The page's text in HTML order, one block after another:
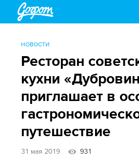
НОВОСТИ
Ресторан
кухни
приглашает в
путешествие
31 мая 2019 931